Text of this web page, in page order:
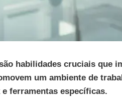
habilidades cruciais que
um ambiente de
ferramentas específicas.